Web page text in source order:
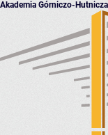
Akademia Górniczo-